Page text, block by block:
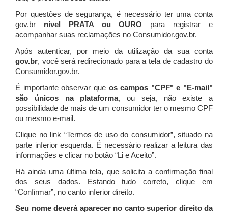
Por questões de segurança, é necessário ter uma conta
gov.br nível PRATA ou OURO para registrar e
acompanhar suas reclamações no Consumidor.gov.br.
Após autenticar, por meio da utilização da sua conta
gov.br, você será redirecionado para a tela de cadastro do
Consumidor.gov.br.
É importante observar que os campos "CPF" e "E-mail"
são únicos na plataforma, ou seja, não existe a
possibilidade de mais de um consumidor ter o mesmo CPF
ou mesmo e-mail.
Clique no link “Termos de uso do consumidor”, situado na
parte inferior esquerda. É necessário realizar a leitura das
informações e clicar no botão “Li e Aceito”.
Há ainda uma última tela, que solicita a confirmação final
dos seus dados. Estando tudo correto, clique em
“Confirmar”, no canto inferior direito.
Seu nome deverá aparecer no canto superior direito da